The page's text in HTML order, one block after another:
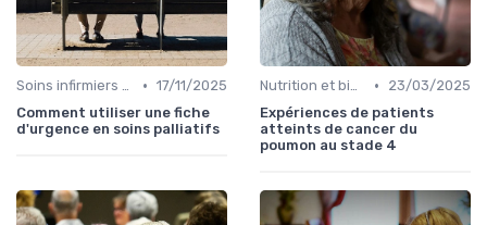
Soins infirmiers à domicile • 17/11/2025
Comment utiliser une fiche
d'urgence en soins palliatifs
Nutrition et bien-être •
23/03/2025
Expériences de patients
atteints de cancer du
poumon au stade 4